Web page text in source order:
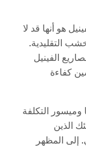
هو أنها قد لا
التقليدية.
الفينيل
كفاءة
وميسور التكلفة
الذين
المظهر